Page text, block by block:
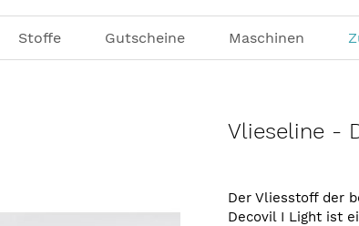
Stoffe Gutscheine Maschinen
Vlieseline -
Der Vliesstoff der
Decovil I Light ist